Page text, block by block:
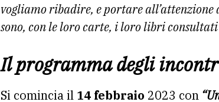
vogliamo ribadire, e portare all’attenzione
sono, con le loro carte, i loro libri consultati
Il programma degli
Si comincia il 14 febbraio 2023 con